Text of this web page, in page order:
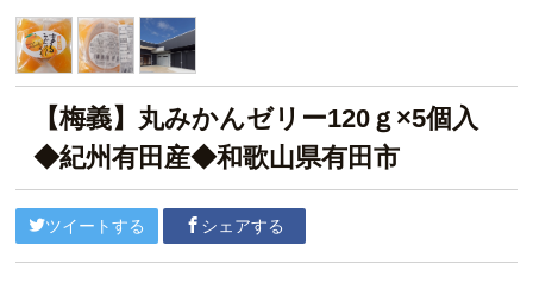
【梅義】丸みかんゼリー120ｇ×5個入
◆紀州有田産◆和歌山県有田市
ツイートする シェアする